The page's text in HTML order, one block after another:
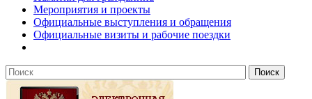
Мероприятия и проекты
Официальные выступления и обращения
Официальные визиты и рабочие поездки